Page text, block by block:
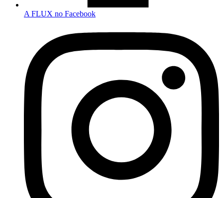
A FLUX no Facebook